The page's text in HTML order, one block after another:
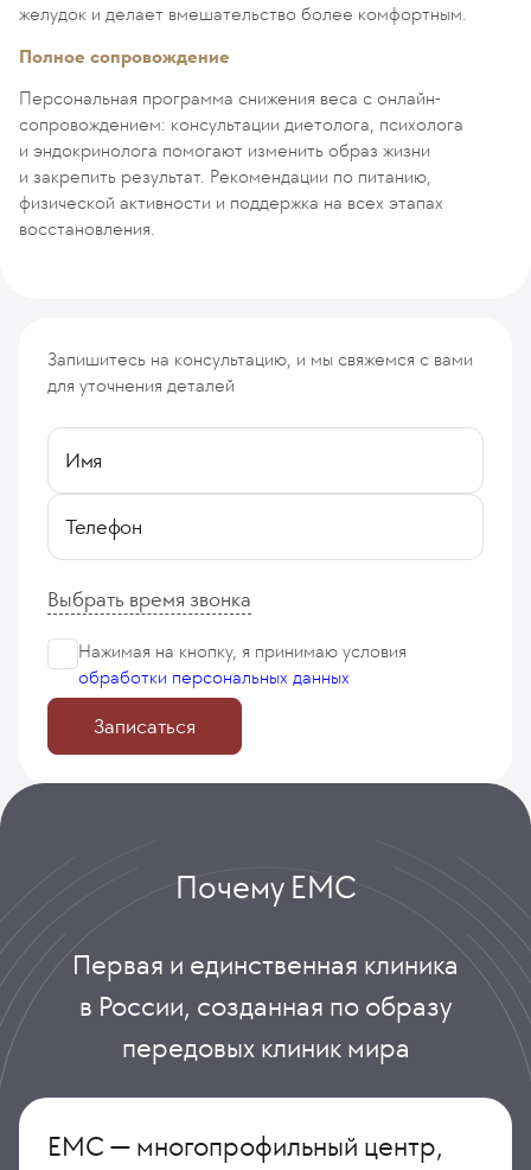
желудок и делает вмешательство более комфортным.
Полное сопровождение
Персональная программа снижения веса с онлайн-
сопровождением: консультации диетолога, психолога
и эндокринолога помогают изменить образ жизни
и закрепить результат. Рекомендации по питанию,
физической активности и поддержка на всех этапах
восстановления.
Запишитесь на консультацию, и мы свяжемся с вами
для уточнения деталей
Имя
Телефон
Выбрать время звонка
Нажимая на кнопку, я принимаю условия
обработки персональных данных
Записаться
Почему ЕМС
Первая и единственная клиника
в России, созданная по образу
передовых клиник мира
ЕМС — многопрофильный центр,